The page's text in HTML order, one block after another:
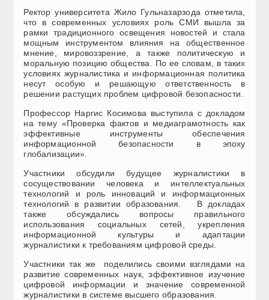
Ректор университета Жило Гульназарзода отметила,
что в современных условиях роль СМИ вышла за
рамки традиционного освещения новостей и стала
мощным инструментом влияния на общественное
мнение, мировоззрение, а также политическую и
моральную позицию общества. По ее словам, в таких
условиях журналистика и информационная политика
несут особую и решающую ответственность в
решении растущих проблем цифровой безопасности.
Профессор Наргис Косимова выступила с докладом
на тему «Проверка фактов и медиаграмотность как
эффективные инструменты обеспечения
информационной безопасности в эпоху
глобализации».
Участники обсудили будущее журналистики в
сосуществовании человека и интеллектуальных
технологий и роль инноваций и информационных
технологий в развитии образования. В докладах
также обсуждались вопросы правильного
использования социальных сетей, укрепления
информационной культуры и адаптации
журналистики к требованиям цифровой среды.
Участники так же поделились своими взглядами на
развитие современных наук, эффективное изучение
цифровой информации и значение современной
журналистики в системе высшего образования.